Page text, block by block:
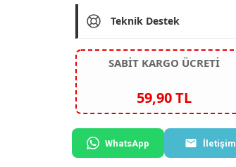
Teknik Destek
SABİT KARGO ÜCRETİ
59,90 TL
WhatsApp İletişim